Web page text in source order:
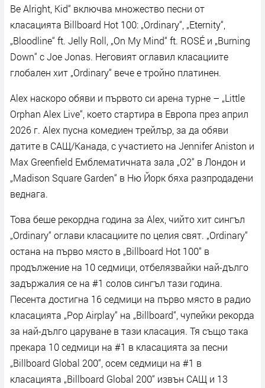
Be Alright, Kid“ включва множество песни от
класацията Billboard Hot 100: „Ordinary“, „Eternity“,
„Bloodline“ ft. Jelly Roll, „On My Mind“ ft. ROSÉ и „Burning
Down“ с Joe Jonas. Неговият оглавил класациите
глобален хит „Ordinary“ вече е тройно платинен.
Alex наскоро обяви и първото си арена турне – „Little
Orphan Alex Live“, което стартира в Европа през април
2026 г. Alex пусна комедиен трейлър, за да обяви
датите в САЩ/Канада, с участието на Jennifer Aniston и
Max Greenfield Емблематичната зала „O2“ в Лондон и
„Madison Square Garden“ в Ню Йорк бяха разпродадени
веднага.
Това беше рекордна година за Alex, чийто хит сингъл
„Ordinary“ оглави класациите по целия свят. „Ordinary“
остана на първо място в „Billboard Hot 100“ в
продължение на 10 седмици, отбелязвайки най-дълго
задържалия се на #1 солов сингъл тази година.
Песента достигна 16 седмици на първо място в радио
класацията „Pop Airplay“ на „Billboard“, чупейки рекорда
за най-дълго царуване в тази класация. Тя също така
прекара 10 седмици на #1 в класацията за песни
„Billboard Global 200“, осем седмици на #1 в
класацията „Billboard Global 200“ извън САЩ и 13